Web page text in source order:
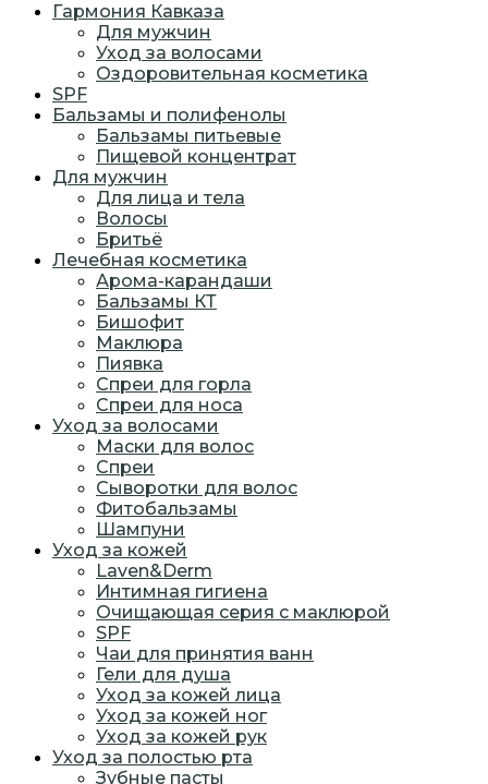
Гармония Кавказа
Для мужчин
Уход за волосами
Оздоровительная косметика
SPF
Бальзамы и полифенолы
Бальзамы питьевые
Пищевой концентрат
Для мужчин
Для лица и тела
Волосы
Бритьё
Лечебная косметика
Арома-карандаши
Бальзамы КТ
Бишофит
Маклюра
Пиявка
Спреи для горла
Спреи для носа
Уход за волосами
Маски для волос
Спреи
Сыворотки для волос
Фитобальзамы
Шампуни
Уход за кожей
Laven&Derm
Интимная гигиена
Очищающая серия с маклюрой
SPF
Чаи для принятия ванн
Гели для душа
Уход за кожей лица
Уход за кожей ног
Уход за кожей рук
Уход за полостью рта
Зубные пасты